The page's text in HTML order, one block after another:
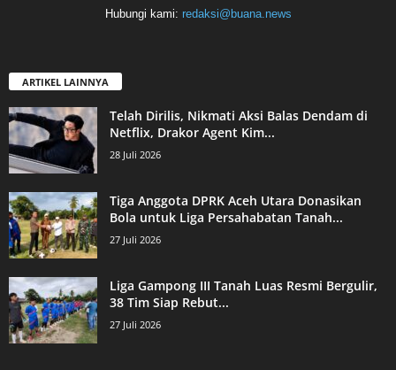
Hubungi kami: redaksi@buana.news
ARTIKEL LAINNYA
Telah Dirilis, Nikmati Aksi Balas Dendam di
Netflix, Drakor Agent Kim...
28 Juli 2026
Tiga Anggota DPRK Aceh Utara Donasikan
Bola untuk Liga Persahabatan Tanah...
27 Juli 2026
Liga Gampong III Tanah Luas Resmi Bergulir,
38 Tim Siap Rebut...
27 Juli 2026